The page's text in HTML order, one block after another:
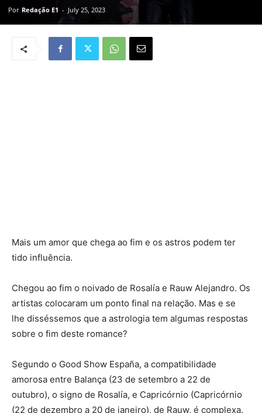
Por Redação E1 - July 25, 2023
Mais um amor que chega ao fim e os astros podem ter
tido influência.
Chegou ao fim o noivado de Rosalía e Rauw Alejandro. Os
artistas colocaram um ponto final na relação. Mas e se
lhe disséssemos que a astrologia tem algumas respostas
sobre o fim deste romance?
Segundo o Good Show España, a compatibilidade
amorosa entre Balança (23 de setembro a 22 de
outubro), o signo de Rosalía, e Capricórnio (Capricórnio
(22 de dezembro a 20 de janeiro), de Rauw, é complexa.